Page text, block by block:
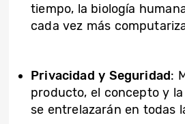
tiempo, la biología
cada vez más
Privacidad y Seguridad:
producto, el concepto y
se entrelazarán en todas